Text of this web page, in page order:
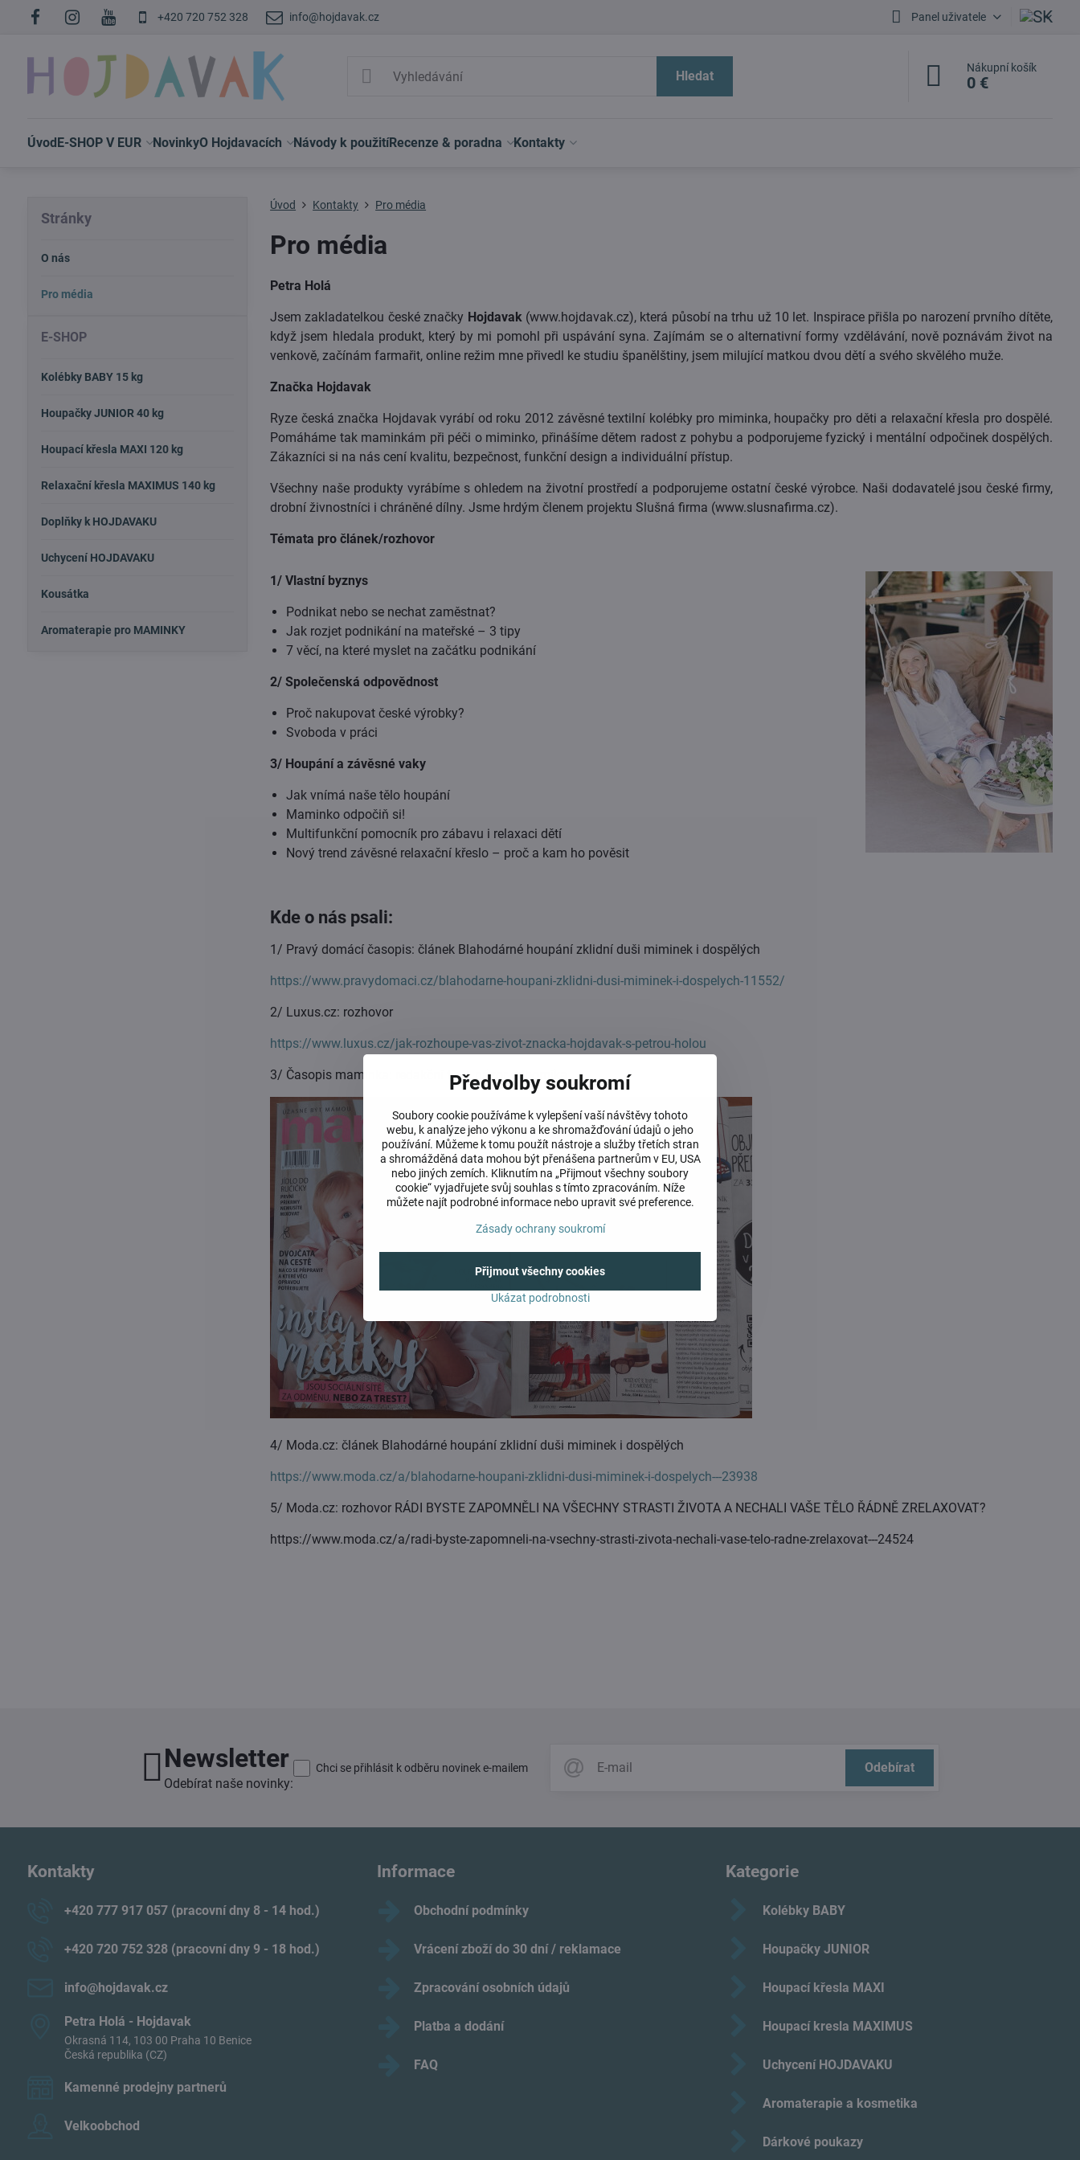
+420 720 752 328 info@hojdavak.cz Panel uživatele
Hledat
Nákupní košík
0 €
ÚvodE-SHOP V EUR NovinkyO Hojdavacích Návody k použitíRecenze & poradna Kontakty
Úvod Kontakty Pro média
Pro média
Petra Holá
Jsem zakladatelkou české značky Hojdavak(www.hojdavak.cz), která působí na trhu už 10 let. Inspirace přišla po narození prvního dítěte,
když jsem hledala produkt, který by mi pomohl při uspávání syna. Zajímám se o alternativní formy vzdělávání, nově poznávám život na
venkově, začínám farmařit, online režim mne přivedl ke studiu španělštiny, jsem milující matkou dvou dětí a svého skvělého muže.
Značka Hojdavak
Ryze česká značka Hojdavak vyrábí od roku 2012 závěsné textilní kolébky pro miminka, houpačky pro děti a relaxační křesla pro dospělé.
Pomáháme tak maminkám při péči o miminko, přinášíme dětem radost z pohybu a podporujeme fyzický i mentální odpočinek dospělých.
Zákazníci si na nás cení kvalitu, bezpečnost, funkční design a individuální přístup.
Všechny naše produkty vyrábíme s ohledem na životní prostředí a podporujeme ostatní české výrobce. Naši dodavatelé jsou české firmy,
drobní živnostníci i chráněné dílny. Jsme hrdým členem projektu Slušná firma (www.slusnafirma.cz).
Témata pro článek/rozhovor
1/ Vlastní byznys
Podnikat nebo se nechat zaměstnat?
Jak rozjet podnikání na mateřské – 3 tipy
7 věcí, na které myslet na začátku podnikání
2/ Společenská odpovědnost
Proč nakupovat české výrobky?
Svoboda v práci
3/ Houpání a závěsné vaky
Jak vnímá naše tělo houpání
Maminko odpočiň si!
Multifunkční pomocník pro zábavu i relaxaci dětí
Nový trend závěsné relaxační křeslo – proč a kam ho pověsit
Kde o nás psali:
1/ Pravý domácí časopis: článek Blahodárné houpání zklidní duši miminek i dospělých
https://www.pravydomaci.cz/blahodarne-houpani-zklidni-dusi-miminek-i-dospelych-11552/
2/ Luxus.cz: rozhovor
https://www.luxus.cz/jak-rozhoupe-vas-zivot-znacka-hojdavak-s-petrou-holou
3/ Časopis maminka: redakční tip + názor odborníka
4/ Moda.cz: článek Blahodárné houpání zklidní duši miminek i dospělých
https://www.moda.cz/a/blahodarne-houpani-zklidni-dusi-miminek-i-dospelych---23938
5/ Moda.cz: rozhovor RÁDI BYSTE ZAPOMNĚLI NA VŠECHNY STRASTI ŽIVOTA A NECHALI VAŠE TĚLO ŘÁDNĚ ZRELAXOVAT?
https://www.moda.cz/a/radi-byste-zapomneli-na-vsechny-strasti-zivota-nechali-vase-telo-radne-zrelaxovat---24524
Stránky
O nás
Pro média
E-SHOP
Kolébky BABY 15 kg
Houpačky JUNIOR 40 kg
Houpací křesla MAXI 120 kg
Relaxační křesla MAXIMUS 140 kg
Doplňky k HOJDAVAKU
Uchycení HOJDAVAKU
Kousátka
Aromaterapie pro MAMINKY
Newsletter
Odebírat naše novinky:
Odebírat
Chci se přihlásit k odběru novinek e-mailem
Kontakty
+420 777 917 057 (pracovní dny 8 - 14 hod​.)
+420 720 752 328 (pracovní dny 9 - 18 hod​.)
info​@hojdavak​.cz
Petra Holá - Hojdavak
Okrasná 114, 103 00 Praha 10 Benice
Česká republika (CZ)
Kamenné prodejny partnerů
Velkoobchod
Informace
Obchodní podmínky
Vrácení zboží do 30 dní / reklamace
Zpracování osobních údajů
Platba a dodání
FAQ
Kategorie
Kolébky BABY
Houpačky JUNIOR
Houpací křesla MAXI
Houpací kresla MAXIMUS
Uchycení HOJDAVAKU
Aromaterapie a kosmetika
Dárkové poukazy
Předvolby soukromí
Soubory cookie používáme k vylepšení vaší návštěvy tohoto
webu, k analýze jeho výkonu a ke shromažďování údajů o jeho
používání. Můžeme k tomu použít nástroje a služby třetích stran
a shromážděná data mohou být přenášena partnerům v EU, USA
nebo jiných zemích. Kliknutím na „Přijmout všechny soubory
cookie“ vyjadřujete svůj souhlas s tímto zpracováním. Níže
můžete najít podrobné informace nebo upravit své preference.
Zásady ochrany soukromí
Ukázat podrobnosti
Přijmout všechny cookies